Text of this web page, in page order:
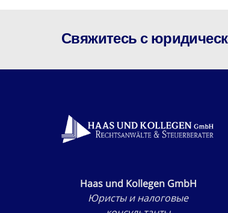
Свяжитесь с
Haas und Kollegen GmbH
Юристы и налоговые